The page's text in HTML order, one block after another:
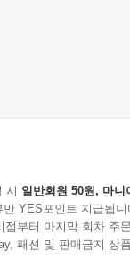
시 일반회원 50원, 마니
YES포인트 지급됩니
부터 마지막 회차 주
패션 및 판매금지 상